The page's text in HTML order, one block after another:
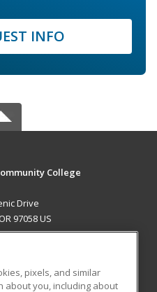
INFO
College
Drive
97058 US
pixels, and similar
about you, including about